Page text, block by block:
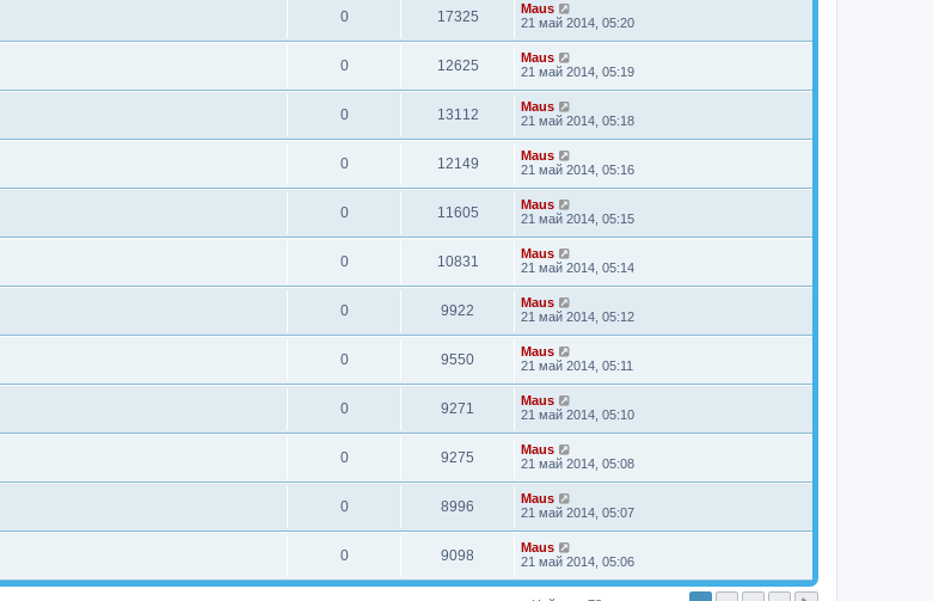
0 17325
Maus
21 май 2014, 05:20
0 12625
Maus
21 май 2014, 05:19
0 13112
Maus
21 май 2014, 05:18
0 12149
Maus
21 май 2014, 05:16
0 11605
Maus
21 май 2014, 05:15
0 10831
Maus
21 май 2014, 05:14
0 9922
Maus
21 май 2014, 05:12
0 9550
Maus
21 май 2014, 05:11
0 9271
Maus
21 май 2014, 05:10
0 9275
Maus
21 май 2014, 05:08
0 8996
Maus
21 май 2014, 05:07
0 9098
Maus
21 май 2014, 05:06